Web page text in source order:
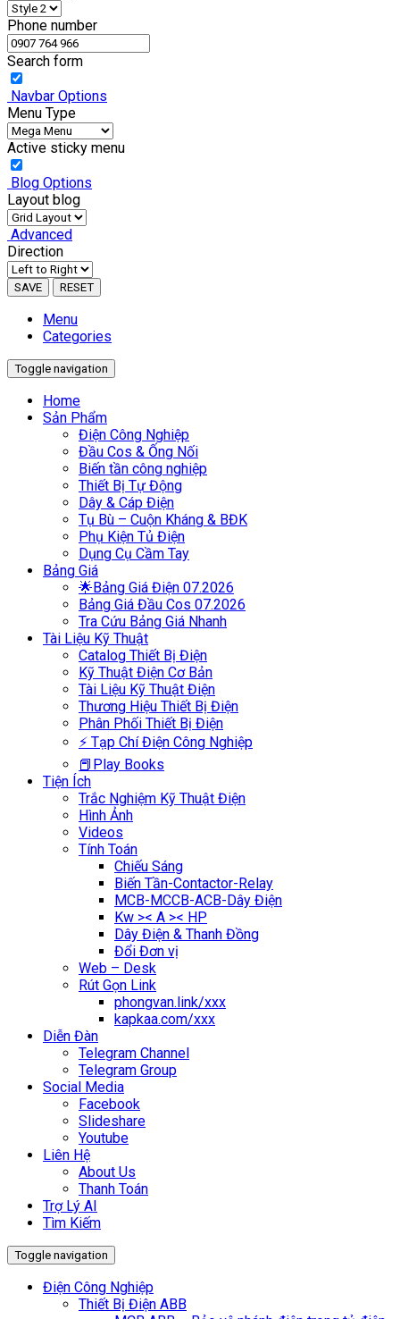
Phone number
Search form
Navbar Options
Menu Type
Active sticky menu
Blog Options
Layout blog
Advanced
Direction
SAVE RESET
Menu
Categories
Toggle navigation
Home
Sản Phẩm
Điện Công Nghiệp
Đầu Cos & Ống Nối
Biến tần công nghiệp
Thiết Bị Tự Động
Dây & Cáp Điện
Tụ Bù – Cuộn Kháng & BĐK
Phụ Kiện Tủ Điện
Dụng Cụ Cầm Tay
Bảng Giá
🌟Bảng Giá Điện 07.2026
Bảng Giá Đầu Cos 07.2026
Tra Cứu Bảng Giá Nhanh
Tài Liệu Kỹ Thuật
Catalog Thiết Bị Điện
Kỹ Thuật Điện Cơ Bản
Tài Liệu Kỹ Thuật Điện
Thương Hiệu Thiết Bị Điện
Phân Phối Thiết Bị Điện
⚡ Tạp Chí Điện Công Nghiệp
📕Play Books
Tiện Ích
Trắc Nghiệm Kỹ Thuật Điện
Hình Ảnh
Videos
Tính Toán
Chiếu Sáng
Biến Tần-Contactor-Relay
MCB-MCCB-ACB-Dây Điện
Kw >< A >< HP
Dây Điện & Thanh Đồng
Đổi Đơn vị
Web – Desk
Rút Gọn Link
phongvan.link/xxx
kapkaa.com/xxx
Diễn Đàn
Telegram Channel
Telegram Group
Social Media
Facebook
Slideshare
Youtube
Liên Hệ
About Us
Thanh Toán
Trợ Lý AI
Tìm Kiếm
Toggle navigation
Điện Công Nghiệp
Thiết Bị Điện ABB